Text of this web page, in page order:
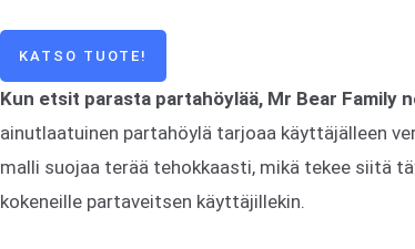
KATSO TUOTE!
Kun etsit parasta partahöylää, Mr Bear Family
ainutlaatuinen partahöylä tarjoaa käyttäjälleen
malli suojaa terää tehokkaasti, mikä tekee siitä
kokeneille partaveitsen käyttäjillekin.